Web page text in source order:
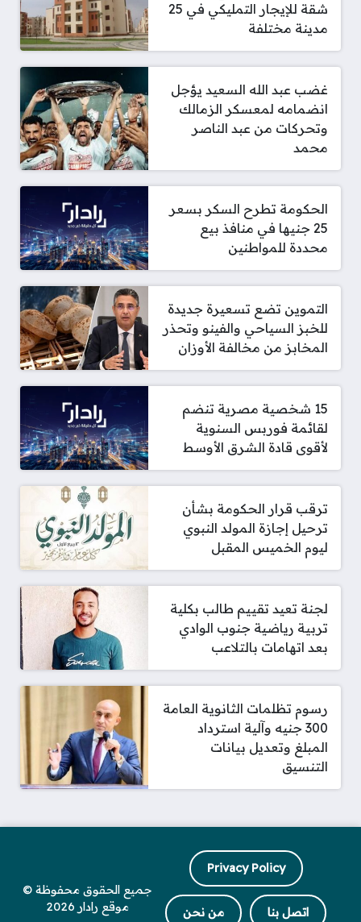
شقة للإيجار التمليكي في 25
مدينة مختلفة
غضب عبد الله السعيد يؤجل
انضمامه لمعسكر الزمالك
وتحركات من عبد الناصر
محمد
الحكومة تطرح السكر بسعر
25 جنيها في منافذ بيع
محددة للمواطنين
التموين تضع تسعيرة جديدة
للخبز السياحي والفينو وتحذر
المخابز من مخالفة الأوزان
15 شخصية مصرية تنضم
لقائمة فوربس السنوية
لأقوى قادة الشرق الأوسط
ترقب قرار الحكومة بشأن
ترحيل إجازة المولد النبوي
ليوم الخميس المقبل
لجنة تعيد تقييم طالب بكلية
تربية رياضية جنوب الوادي
بعد اتهامات بالتلاعب
رسوم تظلمات الثانوية العامة
300 جنيه وآلية استرداد
المبلغ وتعديل بيانات
التنسيق
Privacy Policy
اتصل بنا من نحن
جميع الحقوق محفوظة ©
موقع رادار 2026